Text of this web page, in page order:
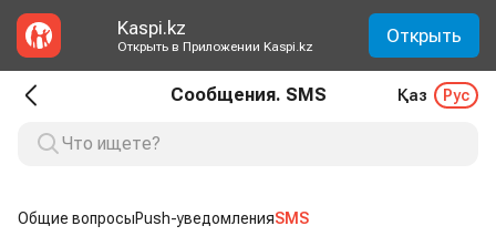
Kaspi.kz
Открыть в Приложении Kaspi.kz Открыть
Сообщения. SMS Қаз Рус
Общие вопросыPush-уведомленияSMS